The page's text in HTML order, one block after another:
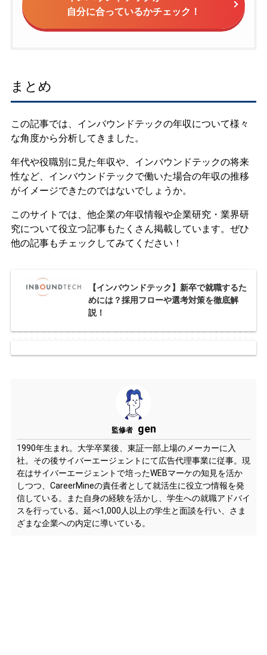
自分に合っているかチェック！
まとめ
この記事では、インバウンドテックの年収について様々
な角度から分析してきました。
年代や役職別に見た年収や、インバウンドテックの将来
性など、インバウンドテックで働いた場合の年収の推移
がイメージできたのではないでしょうか。
このサイトでは、他企業の年収情報や企業研究・業界研
究について役立つ記事もたくさん掲載しています。ぜひ
他の記事もチェックしてみてください！
【インバウンドテック】新卒で就職するた
めには？採用フローや選考対策を徹底解
説！
監修者 gen
1990年生まれ。大学卒業後、東証一部上場のメーカーに入
社。その後サイバーエージェントにて広告代理事業に従事。現
在はサイバーエージェントで培ったWEBマーケの知見を活か
しつつ、CareerMineの責任者として就活生に役立つ情報を発
信している。また自身の経験を活かし、学生への就職アドバイ
スを行っている。延べ1,000人以上の学生と面談を行い、さま
ざまな企業への内定に導いている。